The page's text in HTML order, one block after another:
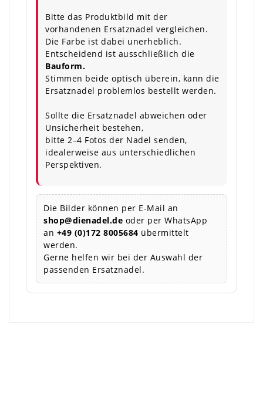
Bitte das Produktbild mit der
vorhandenen Ersatznadel vergleichen.
Die Farbe ist dabei unerheblich.
Entscheidend ist ausschließlich die
Bauform.
Stimmen beide optisch überein, kann die
Ersatznadel problemlos bestellt werden.
Sollte die Ersatznadel abweichen oder
Unsicherheit bestehen,
bitte 2–4 Fotos der Nadel senden,
idealerweise aus unterschiedlichen
Perspektiven.
Die Bilder können per E-Mail an
shop@dienadel.de oder per WhatsApp
an +49 (0)172 8005684 übermittelt
werden.
Gerne helfen wir bei der Auswahl der
passenden Ersatznadel.